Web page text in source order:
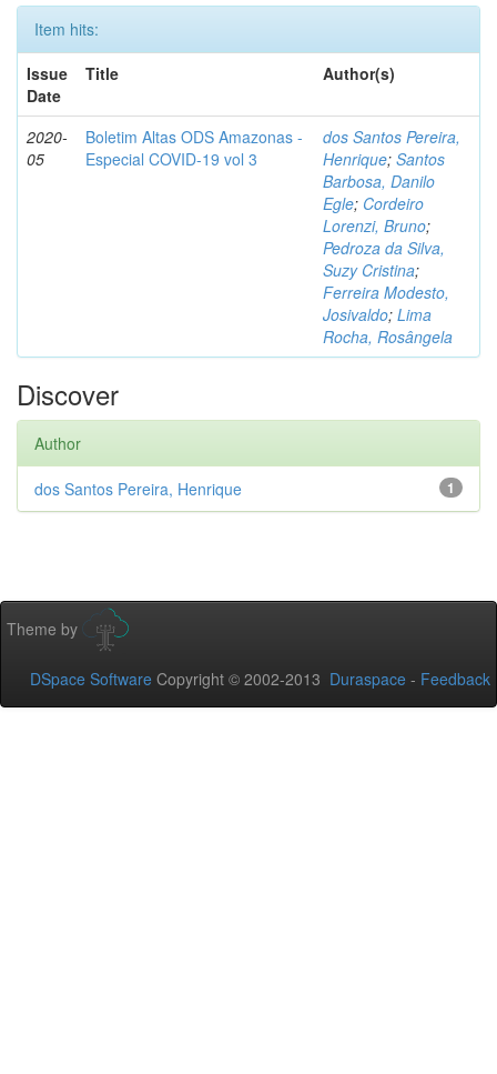
Item hits:
Issue
Date
Title Author(s)
2020-
05
Boletim Altas ODS Amazonas -
Especial COVID-19 vol 3
dos Santos Pereira,
Henrique; Santos
Barbosa, Danilo
Egle; Cordeiro
Lorenzi, Bruno;
Pedroza da Silva,
Suzy Cristina;
Ferreira Modesto,
Josivaldo; Lima
Rocha, Rosângela
Discover
Author
1
dos Santos Pereira, Henrique
Theme by
DSpace Software Copyright © 2002-2013 Duraspace - Feedback